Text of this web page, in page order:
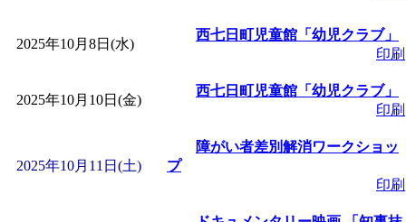
「赤ちゃん子育て講
付期間：2026/08/10～
まだまだ暑い！コ
レクリエーション 障
2025年10月8日(水)
西七日町児童館「幼児クラブ」
印刷
2025年10月10日(金)
西七日町児童館「幼児クラブ」
印刷
2025年10月11日(土)
障がい者差別解消ワークショッ
プ
印刷